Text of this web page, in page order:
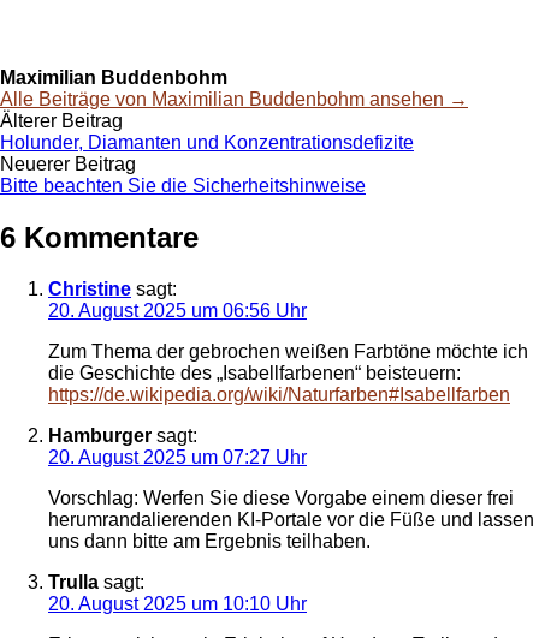
Maximilian Buddenbohm
Alle Beiträge von Maximilian Buddenbohm ansehen →
Beitrags-
Navigation
Älterer Beitrag
Holunder, Diamanten und Konzentrationsdefizite
Neuerer Beitrag
Bitte beachten Sie die Sicherheitshinweise
6 Kommentare
Christine sagt:
20. August 2025 um 06:56 Uhr
Zum Thema der gebrochen weißen Farbtöne möchte ich
die Geschichte des „Isabellfarbenen“ beisteuern:
https://de.wikipedia.org/wiki/Naturfarben#Isabellfarben
Hamburger sagt:
20. August 2025 um 07:27 Uhr
Vorschlag: Werfen Sie diese Vorgabe einem dieser frei
herumrandalierenden KI-Portale vor die Füße und lassen
uns dann bitte am Ergebnis teilhaben.
Trulla sagt:
20. August 2025 um 10:10 Uhr